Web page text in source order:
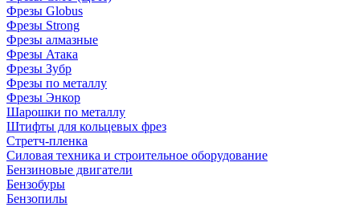
Фрезы Globus
Фрезы Strong
Фрезы алмазные
Фрезы Атака
Фрезы Зубр
Фрезы по металлу
Фрезы Энкор
Шарошки по металлу
Штифты для кольцевых фрез
Стретч-пленка
Силовая техника и строительное оборудование
Бензиновые двигатели
Бензобуры
Бензопилы